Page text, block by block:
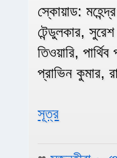
স্কোয়াড:
টেন্ডুলকার,
তিওয়ারি,
প্রাভিন কুমার,
সূত্র